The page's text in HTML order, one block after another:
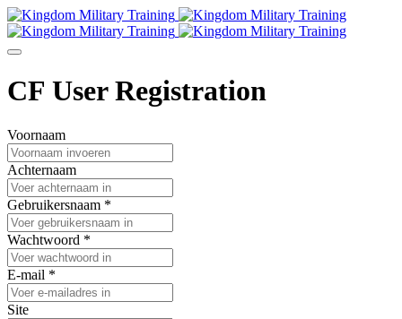
CF User Registration
Voornaam
Achternaam
Gebruikersnaam *
Wachtwoord *
E-mail *
Site